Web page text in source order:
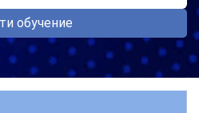
обучение